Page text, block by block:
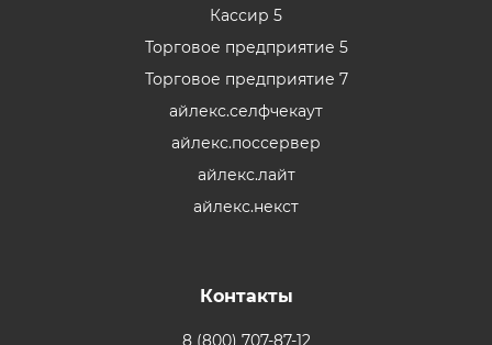
Кассир 5
Торговое предприятие 5
Торговое предприятие 7
айлекс.селфчекаут
айлекс.поссервер
айлекс.лайт
айлекс.некст
Контакты
8 (800) 707-87-12